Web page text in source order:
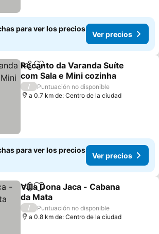
para ver los precios
Ver precios
CompartirAñadir a favoritos
Recanto da Varanda Suíte
com Sala e Mini cozinha
/
Puntuación no disponible
a 0.7 km de: Centro de la ciudad
para ver los precios
Ver precios
CompartirAñadir a favoritos
Villa Dona Jaca - Cabana
da Mata
/
Puntuación no disponible
a 0.8 km de: Centro de la ciudad